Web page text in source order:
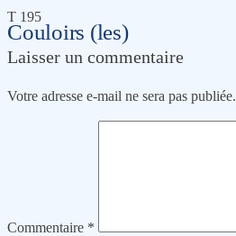
Couloirs (les)
T 195
Laisser un commentaire
Votre adresse e-mail ne sera pas publiée.
Commentaire *